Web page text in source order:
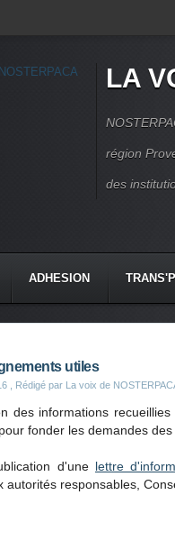
LA
région
des
ADHESION
utiles
, Rédigé par La voix de
des informations recueillies
fonder les demandes
d'une lettre
autorités responsables,